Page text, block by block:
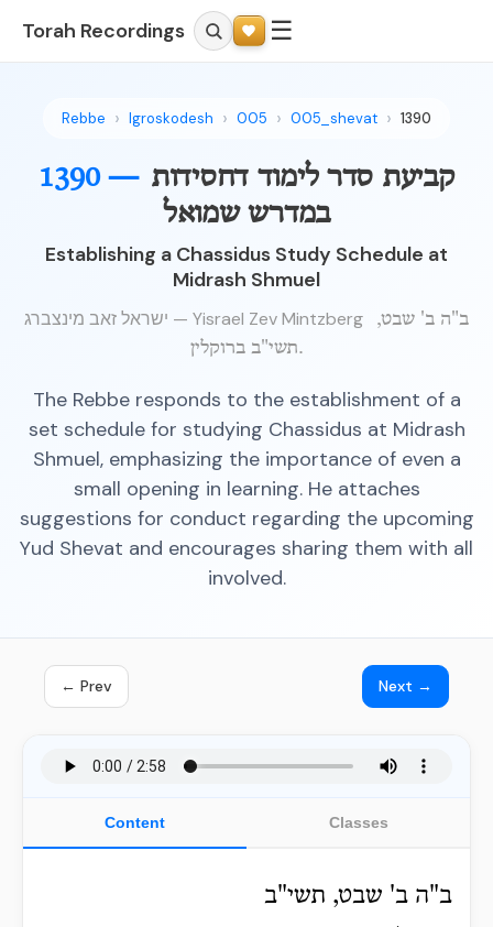
Torah Recordings ☰
Rebbe Igroskodesh 005 005_shevat 1390
1390 — קביעת סדר לימוד דחסידות
במדרש שמואל
Establishing a Chassidus Study Schedule at
Midrash Shmuel
ישראל זאב מינצברג — Yisrael Zev Mintzberg
ב"ה ב' שבט,
תשי"ב ברוקלין.
The Rebbe responds to the establishment of a
set schedule for studying Chassidus at Midrash
Shmuel, emphasizing the importance of even a
small opening in learning. He attaches
suggestions for conduct regarding the upcoming
Yud Shevat and encourages sharing them with all
involved.
← Prev Next →
Content Classes
ב"ה ב' שבט, תשי"ב